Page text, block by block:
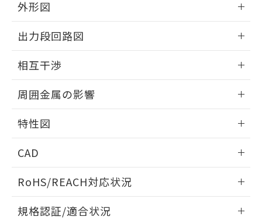
外形図
外形図
出力段回路図
出力段回路図
相互干渉
相互干渉
A: 360mm以上、B: 300mm以上
周囲金属の影響
周囲金属の影響
特性図
検出物体の大きさと材質による影響
CAD
ドすることができます。
RoHS/REACH対応状況
規格認証/適合状況
の共同利用に関して"
用者の範囲」に記載されている法人を
指します。
EU RoHS指令（10物質）の非含有証明書
51物質の非含有証明書（当社基準）
※本証明書は発行日時点で非含有を証明す
るもので、過去に遡って非含有を証明する
ものではありません。
また、RoHS指令のフタル酸エステル類４
荷製品に未対応品が混在することから備考
欄に対応日を記載しておりました。
既に当社にて対応品への在庫切替を完了
していることから、特段のことがない限